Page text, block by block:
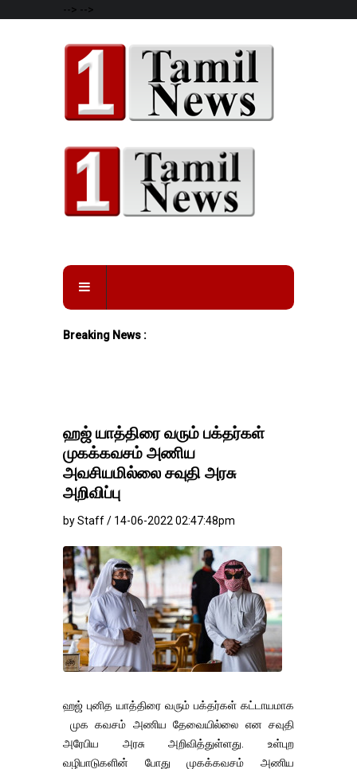
--> -->
Breaking News :
ஹஜ் யாத்திரை வரும் பக்தர்கள்
முகக்கவசம் அணிய
அவசியமில்லை சவுதி அரசு
அறிவிப்பு
by Staff / 14-06-2022 02:47:48pm
ஹஜ் புனித யாத்திரை வரும் பக்தர்கள் கட்டாயமாக
முக கவசம் அணிய தேவையில்லை என சவுதி
அரேபிய அரசு அறிவித்துள்ளது. உள்புற
வழிபாடுகளின் போது முகக்கவசம் அணிய